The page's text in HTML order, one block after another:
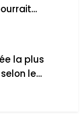
la plus
le rapport
le
contre
RÉSILIENTE :
REVENDIQUE
par Thérèse